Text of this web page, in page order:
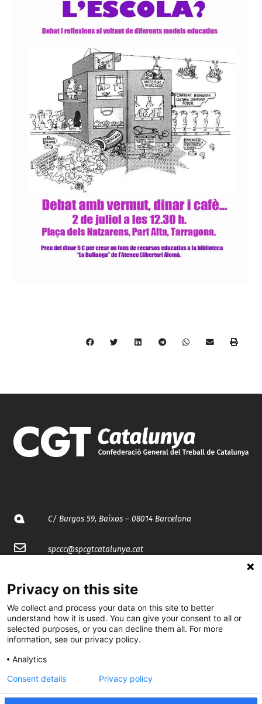
C/ Burgos 59, Baixos – 08014 Barcelona
spccc@spcgtcatalunya.cat
@CGTCatalunya
cgtcatalunya
CGTCatalunya
cgtcatalunya
Privacy on this site
We collect and process your data on this site to better
understand how it is used. You can give your consent to all or
selected purposes, or you can decline them all. For more
information, see our privacy policy.
Analytics
Consent details Privacy policy